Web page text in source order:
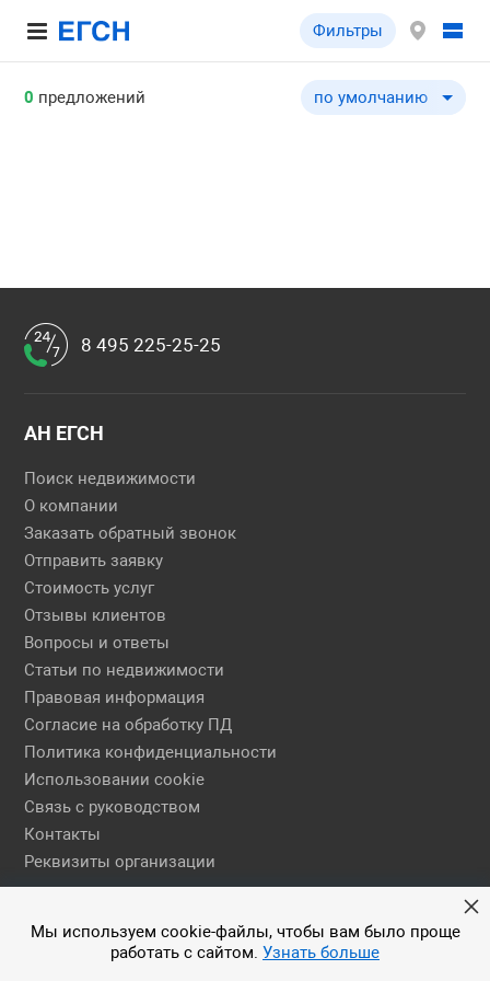
Фильтры
0 предложений по умолчанию
по умолчанию
8 495 225-25-25
АН ЕГСН
Поиск недвижимости
О компании
Заказать обратный звонок
Отправить заявку
Стоимость услуг
Отзывы клиентов
Вопросы и ответы
Статьи по недвижимости
Правовая информация
Согласие на обработку ПД
Политика конфиденциальности
Использовании cookie
Связь с руководством
Контакты
Реквизиты организации
Правовая информация
© 2026 АН ЕГСН
Мы используем cookie-файлы, чтобы вам было проще
работать с сайтом. Узнать больше